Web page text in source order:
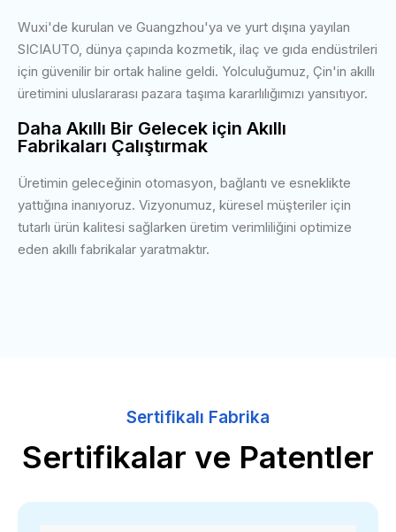
Wuxi'de kurulan ve Guangzhou'ya ve yurt dışına yayılan
SICIAUTO, dünya çapında kozmetik, ilaç ve gıda endüstrileri
için güvenilir bir ortak haline geldi. Yolculuğumuz, Çin'in akıllı
üretimini uluslararası pazara taşıma kararlılığımızı yansıtıyor.
Daha Akıllı Bir Gelecek için Akıllı
Fabrikaları Çalıştırmak
Üretimin geleceğinin otomasyon, bağlantı ve esneklikte
yattığına inanıyoruz. Vizyonumuz, küresel müşteriler için
tutarlı ürün kalitesi sağlarken üretim verimliliğini optimize
eden akıllı fabrikalar yaratmaktır.
Sertifikalı Fabrika
Sertifikalar ve Patentler